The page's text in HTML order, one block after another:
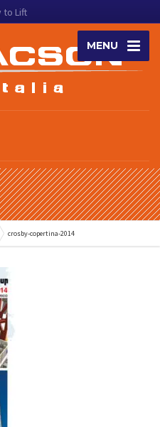
to Lift
MENU
crosby-copertina-2014